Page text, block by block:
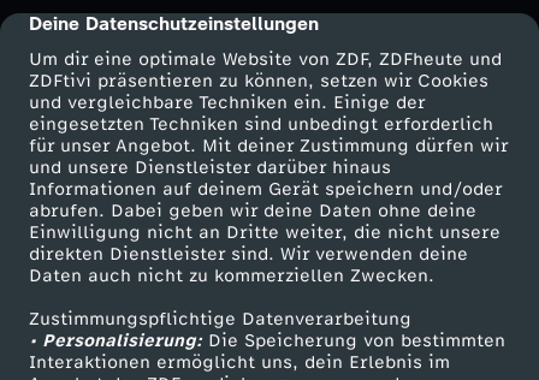
cmp-dialog-description
Deine Datenschutzeinstellungen
Um dir eine optimale Website von ZDF, ZDFheute und
ZDFtivi präsentieren zu können, setzen wir Cookies
und vergleichbare Techniken ein. Einige der
eingesetzten Techniken sind unbedingt erforderlich
für unser Angebot. Mit deiner Zustimmung dürfen wir
und unsere Dienstleister darüber hinaus
Informationen auf deinem Gerät speichern und/oder
abrufen. Dabei geben wir deine Daten ohne deine
Einwilligung nicht an Dritte weiter, die nicht unsere
direkten Dienstleister sind. Wir verwenden deine
Daten auch nicht zu kommerziellen Zwecken.
Zustimmungspflichtige Datenverarbeitung
• Personalisierung:Die Speicherung von bestimmten
Interaktionen ermöglicht uns, dein Erlebnis im
-
B
U
B
B
L
E
Mehr ZDF
ZDF-Apps
Smart TV
ZDFtext
Livestreams
Sendungen A-Z
Service
ZDFmitreden
Kontakt zum ZDF
Tickets
Zuschauerservice
Hilfe